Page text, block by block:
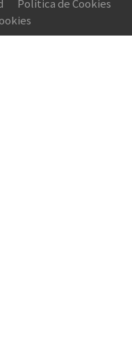
Política de Cookies